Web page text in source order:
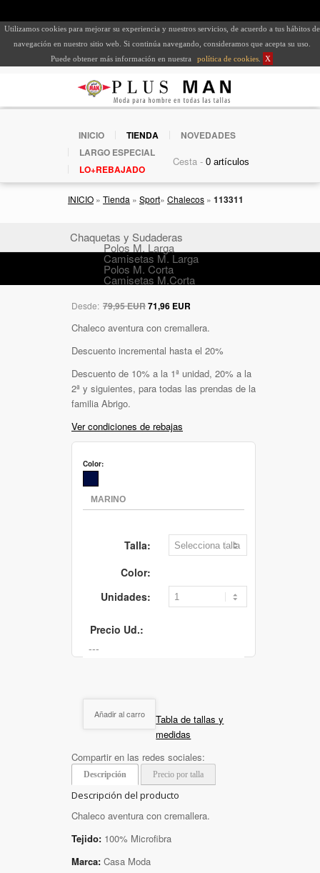
Utilizamos cookies para mejorar su experiencia y nuestros servicios, de acuerdo a tus hábitos de
navegación en nuestro sitio web. Si continúa navegando, consideramos que acepta su uso.
Puede obtener más información en nuestra
política de cookies X
INICIO TIENDA
NOVEDADES
LARGO ESPECIAL
LO+REBAJADO
Cesta -
INICIO » Tienda » Sport» Chalecos » 113311
Chaquetas y Sudaderas
Polos M. Larga
Camisetas M. Larga
Polos M. Corta
Camisetas M.Corta
Desde: 79,95 EUR71,96 EUR
Chaleco aventura con cremallera.
Descuento incremental hasta el 20%
Descuento de 10% a la 1ª unidad, 20% a la
2ª y siguientes, para todas las prendas de la
familia Abrigo.
Ver condiciones de rebajas
Color:
Talla:
Color:
Unidades:
Precio Ud.:
Añadir al carro
Tabla de tallas y
medidas
Compartir en las redes sociales:
Descripción Precio por talla
Descripción del producto
Chaleco aventura con cremallera.
Tejido: 100% Microfibra
Marca: Casa Moda